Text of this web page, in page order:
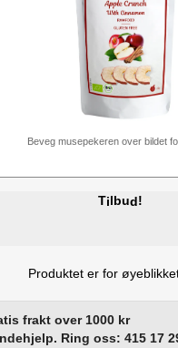
Beveg musepekeren over bildet
Tilbud!
Produktet er for
frakt over 1000 kr
Ring oss: 415 17